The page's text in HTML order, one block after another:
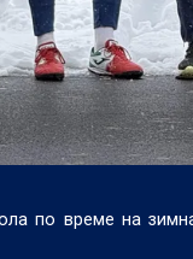
по време на